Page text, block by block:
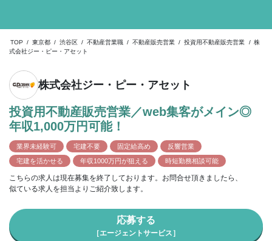
TOP / 東京都 / 渋谷区 / 不動産営業職 / 不動産販売営業 / 投資用不動産販売営業 / 株
式会社ジー・ピー・アセット
株式会社ジー・ピー・アセット
投資用不動産販売営業／web集客がメイン◎
年収1,000万円可能！
業界未経験可 宅建不要 固定給高め
反響営業
宅建を活かせる
年収1000万円が狙える 時短勤務相談可能
こちらの求人は現在募集を終了しております。お問合せ頂きましたら、
似ている求人を担当よりご紹介致します。
応募する
［エージェントサービス］